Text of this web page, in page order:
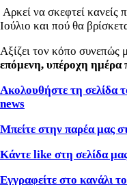
Αρκεί να σκεφτεί κανείς
Ιούλιο και πού θα
Αξίζει τον κόπο συνεπώς
επόμενη, υπέροχη ημέρα
Ακολουθήστε τη σελίδα
news
Μπείτε στην παρέα μας
Κάντε like στη σελίδα
Εγγραφείτε στο κανάλι